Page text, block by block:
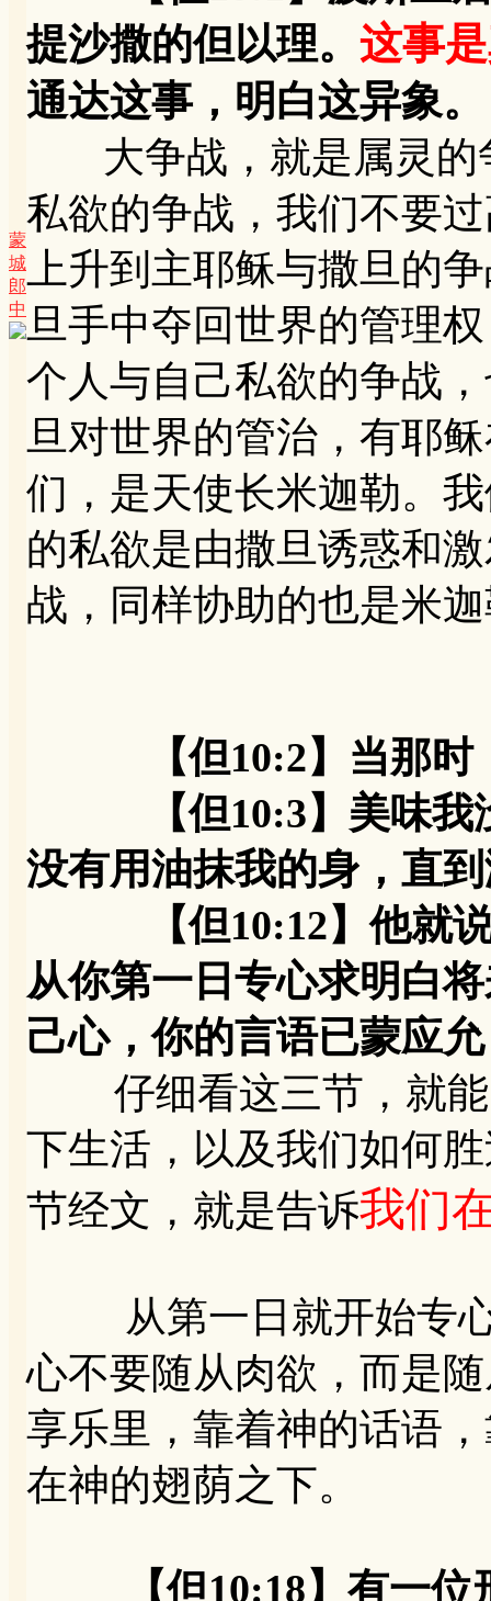
蒙
城
郎
中
提沙撒的但以理。 这事
通达这事，明白这异象。
大争战，就是属灵的
私欲的争战，我们不要
上升到主耶稣与撒旦的
旦手中夺回世界的管理
个人与自己私欲的争战
旦对世界的管治，有耶
们，是天使长米迦勒。
的私欲是由撒旦诱惑和
战，同样协助的也是米
【但10:2】当那
【但10:3】美味我没
没有用油抹我的身，直
【但10:12】他就说
从你第一日专心求明白
己心，你的言语已蒙应
仔细看这三节，就能
下生活，以及我们如何
节经文，就是告诉我们
从第一日就开始专心
心不要随从肉欲，而是
享乐里，靠着神的话语
在神的翅荫之下。
【但10:18】有一